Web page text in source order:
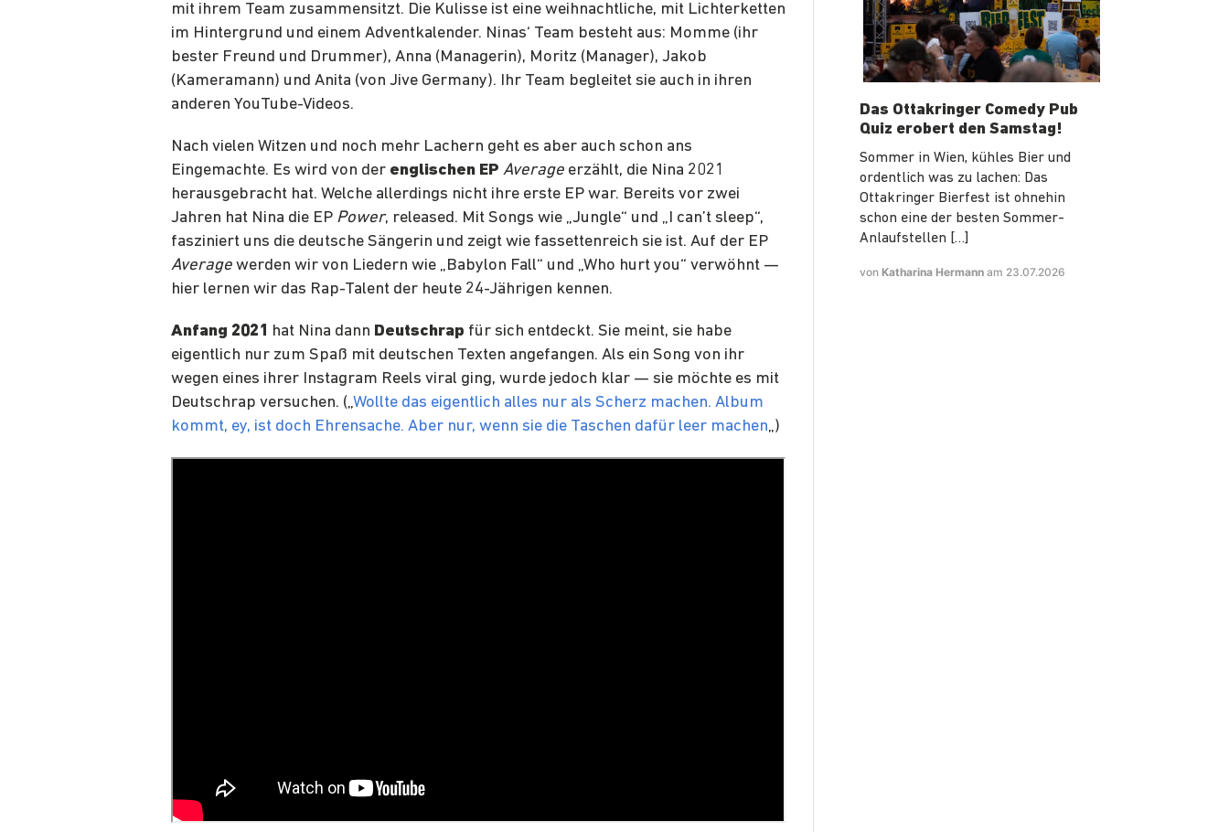
mit ihrem Team zusammensitzt. Die Kulisse ist eine weihnachtliche, mit Lichterketten
im Hintergrund und einem Adventkalender. Ninas‘ Team besteht aus: Momme (ihr
bester Freund und Drummer), Anna (Managerin), Moritz (Manager), Jakob
(Kameramann) und Anita (von Jive Germany). Ihr Team begleitet sie auch in ihren
anderen YouTube-Videos.
Nach vielen Witzen und noch mehr Lachern geht es aber auch schon ans
Eingemachte. Es wird von der englischen EP Average erzählt, die Nina 2021
herausgebracht hat. Welche allerdings nicht ihre erste EP war. Bereits vor zwei
Jahren hat Nina die EP Power, released. Mit Songs wie „Jungle“ und „I can’t sleep“,
fasziniert uns die deutsche Sängerin und zeigt wie fassettenreich sie ist. Auf der EP
Average werden wir von Liedern wie „Babylon Fall“ und „Who hurt you“ verwöhnt —
hier lernen wir das Rap-Talent der heute 24-Jährigen kennen.
Anfang 2021 hat Nina dann Deutschrap für sich entdeckt. Sie meint, sie habe
eigentlich nur zum Spaß mit deutschen Texten angefangen. Als ein Song von ihr
wegen eines ihrer Instagram Reels viral ging, wurde jedoch klar — sie möchte es mit
Deutschrap versuchen. („Wollte das eigentlich alles nur als Scherz machen. Album
kommt, ey, ist doch Ehrensache. Aber nur, wenn sie die Taschen dafür leer machen„)
Das Ottakringer Comedy Pub
Quiz erobert den Samstag!
Sommer in Wien, kühles Bier und
ordentlich was zu lachen: Das
Ottakringer Bierfest ist ohnehin
schon eine der besten Sommer-
Anlaufstellen […]
vonKatharina Hermannam 23.07.2026